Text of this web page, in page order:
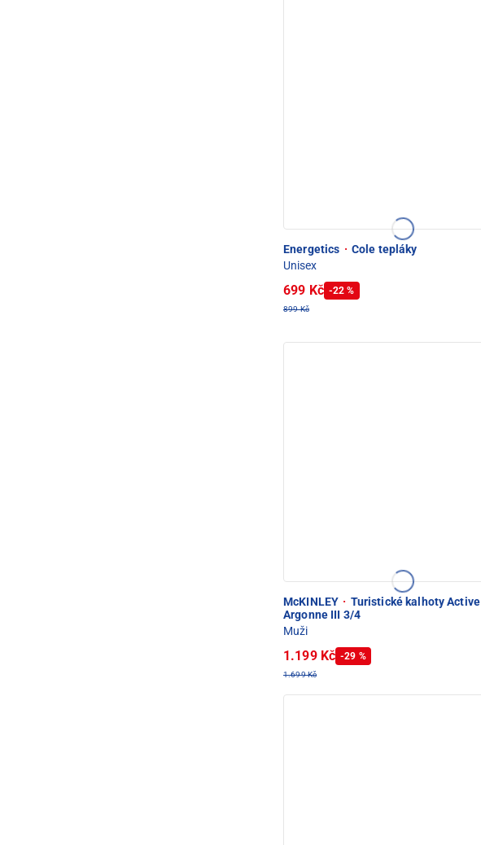
Energetics · Cole tepláky
Unisex
699 Kč -22 %
899 Kč
McKINLEY · Turistické kalhoty Active
Argonne III 3/4
Muži
1.199 Kč -29 %
1.699 Kč